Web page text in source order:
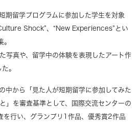
期留学プログラムに参加した学生を対象
Shock”、“New Experiences”とい
写真や、留学中の体験を表現したアート作
。
中から「見た人が短期留学に参加してみた
」を審査基準として、国際交流センターの
を行い、グランプリ1作品、優秀賞2作品